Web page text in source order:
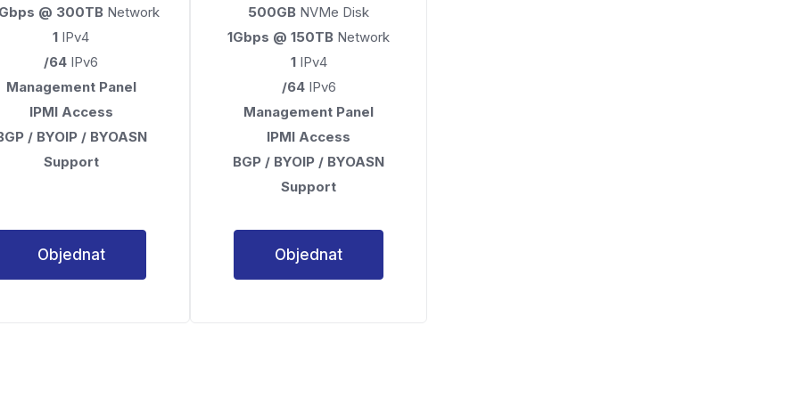
@ 300TB Network
1 IPv4
/64 IPv6
Management Panel
IPMI Access
/ BYOIP / BYOASN
Support
Objednat
500GB NVMe Disk
1Gbps @ 150TB Network
1IPv4
/64IPv6
Management Panel
IPMI Access
BGP / BYOIP / BYOASN
Support
Objednat